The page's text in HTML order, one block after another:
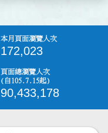
本月頁面瀏覽人次
172,023
頁面總瀏覽人次
(自105.7.15起)
90,433,178